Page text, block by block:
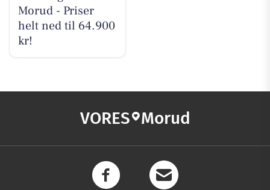
Morud - Priser
helt ned til 64.900
kr!
VORES Morud